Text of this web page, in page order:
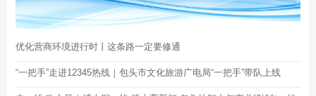
优化营商环境进行时丨这条路一定要修通
“一把手”走进12345热线｜包头市文化旅游广电局“一把手”带队上线